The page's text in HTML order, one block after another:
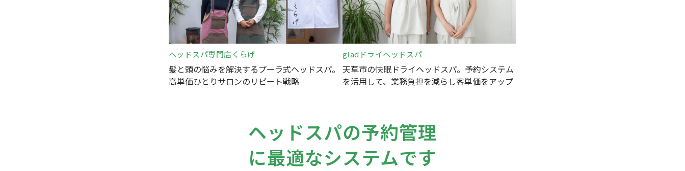
ヘッドスパ専門店くらげ
髪と頭の悩みを解決するプーラ式ヘッドスパ。
高単価ひとりサロンのリピート戦略
gladドライヘッドスパ
天草市の快眠ドライヘッドスパ。予約システム
を活用して、業務負担を減らし客単価をアップ
ヘッドスパの予約管理
に最適なシステムです